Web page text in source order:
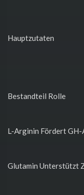
Hauptzutaten
Bestandteil Rolle
L-Arginin Fördert
Glutamin Unterstützt